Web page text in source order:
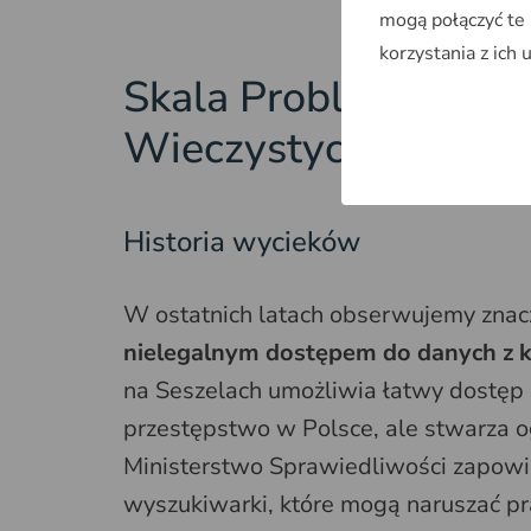
Skala Problemu
Wieczystych
Historia wycieków
W ostatnich latach obserwujemy
nielegalnym dostępem do danych z
na Seszelach umożliwia łatwy
przestępstwo w Polsce, ale stwarza
Ministerstwo Sprawiedliwości
wyszukiwarki, które mogą naruszać
mogą połączyć
korzystania z ich